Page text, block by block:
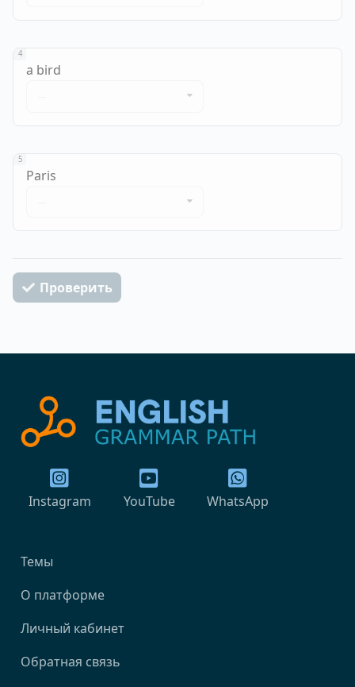
4
a bird
5
Paris
Проверить
Instagram YouTube WhatsApp
Темы
О платформе
Личный кабинет
Обратная связь